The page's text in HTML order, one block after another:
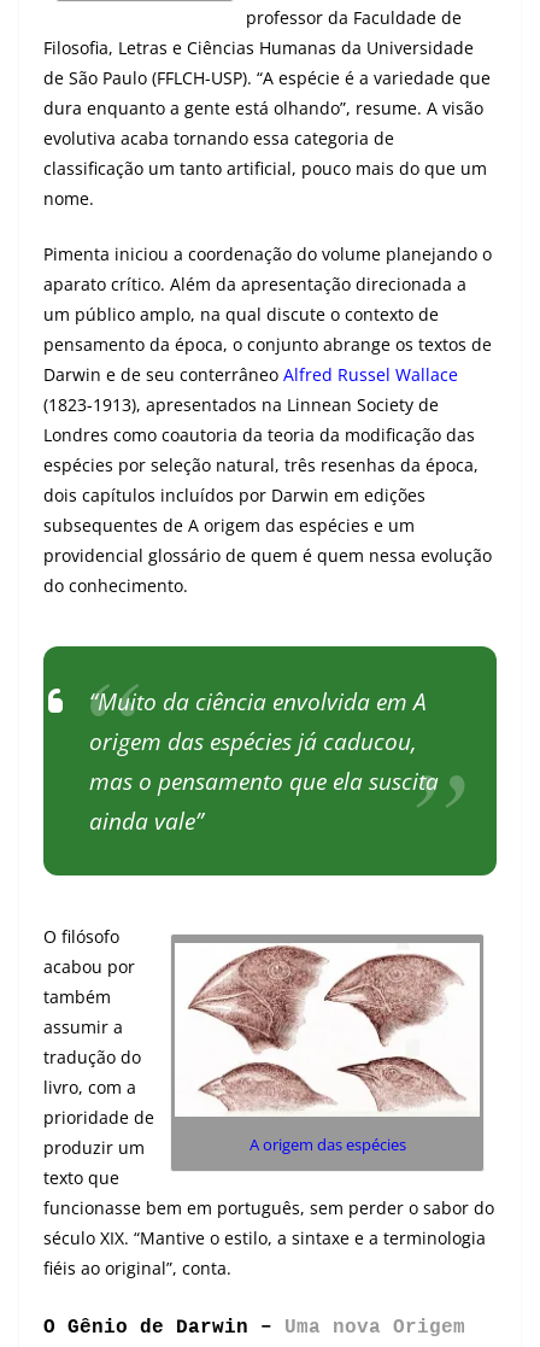
professor da Faculdade de
Filosofia, Letras e Ciências Humanas da Universidade
de São Paulo (FFLCH-USP). “A espécie é a variedade que
dura enquanto a gente está olhando”, resume. A visão
evolutiva acaba tornando essa categoria de
classificação um tanto artificial, pouco mais do que um
nome.
Pimenta iniciou a coordenação do volume planejando o
aparato crítico. Além da apresentação direcionada a
um público amplo, na qual discute o contexto de
pensamento da época, o conjunto abrange os textos de
Darwin e de seu conterrâneo Alfred Russel Wallace
(1823-1913), apresentados na Linnean Society de
Londres como coautoria da teoria da modificação das
espécies por seleção natural, três resenhas da época,
dois capítulos incluídos por Darwin em edições
subsequentes de A origem das espécies e um
providencial glossário de quem é quem nessa evolução
do conhecimento.
“Muito da ciência envolvida em A
origem das espécies já caducou,
mas o pensamento que ela suscita
ainda vale”
A origem das espécies
O filósofo
acabou por
também
assumir a
tradução do
livro, com a
prioridade de
produzir um
texto que
funcionasse bem em português, sem perder o sabor do
século XIX. “Mantive o estilo, a sintaxe e a terminologia
fiéis ao original”, conta.
O Gênio de Darwin – Uma nova Origem